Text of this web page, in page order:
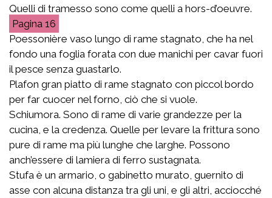
Quelli di tramesso sono come quelli a hors-d’oeuvre.
16
Poessonière vaso lungo di rame stagnato, che ha nel
fondo una foglia forata con due manichi per cavar fuori
il pesce senza guastarlo.
Plafon gran piatto di rame stagnato con piccol bordo
per far cuocer nel forno, ciò che si vuole.
Schiumora. Sono di rame di varie grandezze per la
cucina, e la credenza. Quelle per levare la frittura sono
pure di rame ma più lunghe che larghe. Possono
anch’essere di lamiera di ferro sustagnata.
Stufa è un armario, o gabinetto murato, guernito di
asse con alcuna distanza tra gli uni, e gli altri, acciocché